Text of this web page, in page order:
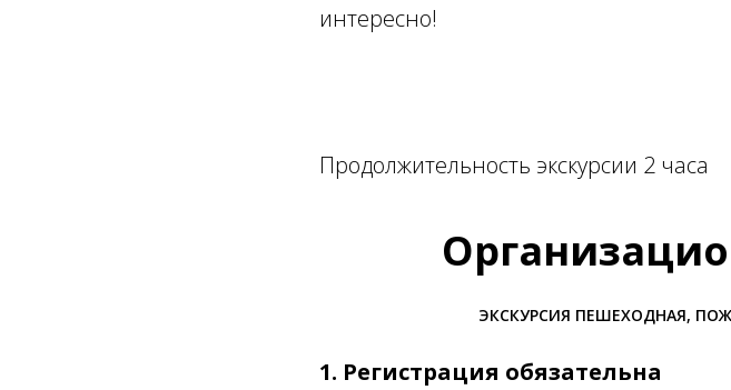
интересно!
Продолжительность экскурсии 2 часа
ЭКСКУРСИЯ ПЕШЕХОДНАЯ,
1. Регистрация обязательна